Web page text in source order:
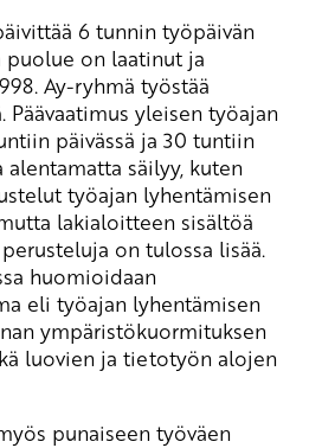
6 tunnin työpäivän
on laatinut ja
Ay-ryhmä työstää
yleisen työajan
päivässä ja 30 tuntiin
alentamatta säilyy, kuten
työajan lyhentämisen
lakialoitteen sisältöä
on tulossa lisää.
huomioidaan
eli työajan lyhentämisen
ympäristökuormituksen
luovien ja tietotyön alojen
punaiseen työväen